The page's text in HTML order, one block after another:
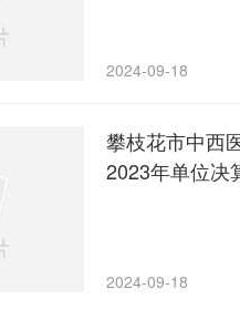
2024-09-18
攀枝花市中西
2023年单位决
2024-09-18